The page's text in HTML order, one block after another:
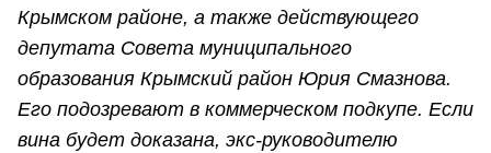
Крымском районе, а также действующего
депутата Совета муниципального
образования Крымский район Юрия Смазнова.
Его подозревают в коммерческом подкупе. Если
вина будет доказана, экс-руководителю